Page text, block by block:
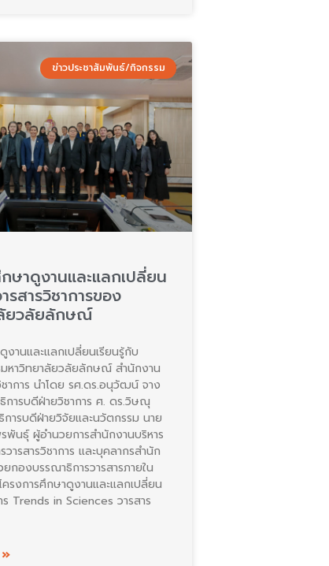
ข่าวประชาสัมพันธ์/กิจกรรม
ษาดูงานและแลกเปลี่ยน
รสารวิชาการของ
ยวลัยลักษณ์
งานและแลกเปลี่ยนเรียนรู้กับ
มหาวิทยาลัยวลัยลักษณ์ สำนักงาน
ชาการ นำโดย รศ.ดร.อนุวัฒน์ จาง
การบดีฝ่ายวิชาการ ศ. ดร.วิษณุ
การบดีฝ่ายวิจัยและนวัตกรรม นาย
พันธุ์ ผู้อำนวยการสำนักงานบริหาร
วารสารวิชาการ และบุคลากรสำนัก
กองบรรณาธิการวารสารภายใน
ครงการศึกษาดูงานและแลกเปลี่ยน
ร Trends in Sciences วารสาร